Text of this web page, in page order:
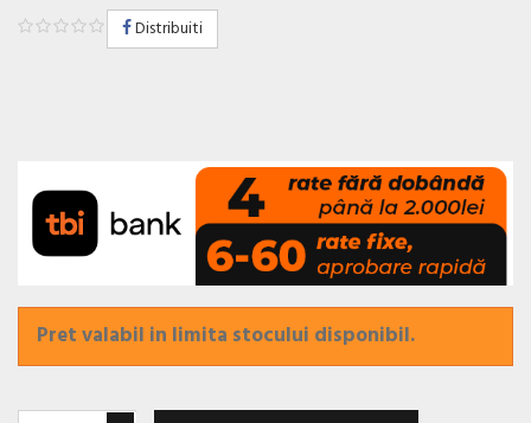
Distribuiti
Pret valabil in limita stocului disponibil.